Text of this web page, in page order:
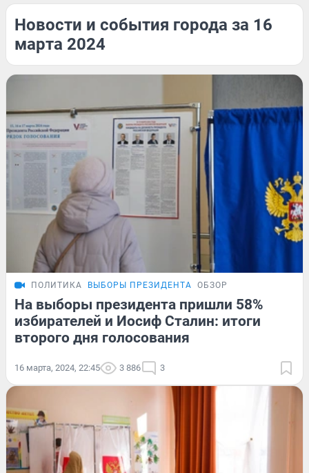
Новости и события города за 16
марта 2024
ПОЛИТИКА ВЫБОРЫ ПРЕЗИДЕНТА ОБЗОР
На выборы президента пришли 58%
избирателей и Иосиф Сталин: итоги
второго дня голосования
16 марта, 2024, 22:45 3 886 3